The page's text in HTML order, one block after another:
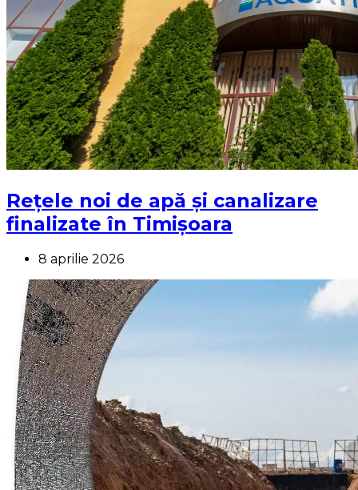
Rețele noi de apă și canalizare
finalizate în Timișoara
8 aprilie 2026